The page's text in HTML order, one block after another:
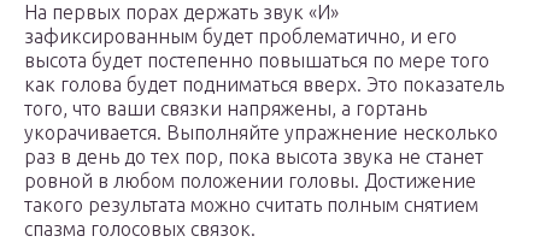
На первых порах держать звук «И»
зафиксированным будет проблематично, и его
высота будет постепенно повышаться по мере того
как голова будет подниматься вверх. Это показатель
того, что ваши связки напряжены, а гортань
укорачивается. Выполняйте упражнение несколько
раз в день до тех пор, пока высота звука не станет
ровной в любом положении головы. Достижение
такого результата можно считать полным снятием
спазма голосовых связок.